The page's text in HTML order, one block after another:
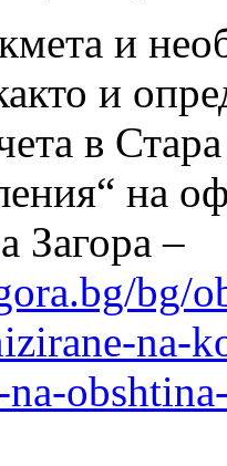
и
и
в
на
Загора –
bg/
na-